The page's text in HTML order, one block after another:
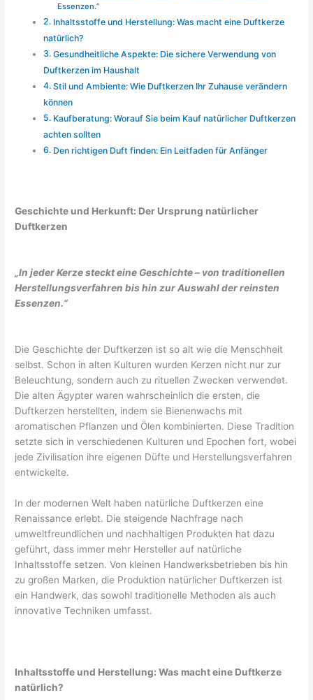
Essenzen.“
Inhaltsstoffe und Herstellung: Was macht eine Duftkerze
natürlich?
Gesundheitliche Aspekte: Die sichere Verwendung von
Duftkerzen im Haushalt
Stil und Ambiente: Wie Duftkerzen Ihr Zuhause verändern
können
Kaufberatung: Worauf Sie beim Kauf natürlicher Duftkerzen
achten sollten
Den richtigen Duft finden: Ein Leitfaden für Anfänger
Geschichte und Herkunft: Der Ursprung natürlicher
Duftkerzen
„In jeder Kerze steckt eine Geschichte – von traditionellen
Herstellungsverfahren bis hin zur Auswahl der reinsten
Essenzen.“
Die Geschichte der Duftkerzen ist so alt wie die Menschheit
selbst. Schon in alten Kulturen wurden Kerzen nicht nur zur
Beleuchtung, sondern auch zu rituellen Zwecken verwendet.
Die alten Ägypter waren wahrscheinlich die ersten, die
Duftkerzen herstellten, indem sie Bienenwachs mit
aromatischen Pflanzen und Ölen kombinierten. Diese Tradition
setzte sich in verschiedenen Kulturen und Epochen fort, wobei
jede Zivilisation ihre eigenen Düfte und Herstellungsverfahren
entwickelte.
In der modernen Welt haben natürliche Duftkerzen eine
Renaissance erlebt. Die steigende Nachfrage nach
umweltfreundlichen und nachhaltigen Produkten hat dazu
geführt, dass immer mehr Hersteller auf natürliche
Inhaltsstoffe setzen. Von kleinen Handwerksbetrieben bis hin
zu großen Marken, die Produktion natürlicher Duftkerzen ist
ein Handwerk, das sowohl traditionelle Methoden als auch
innovative Techniken umfasst.
Inhaltsstoffe und Herstellung: Was macht eine Duftkerze
natürlich?